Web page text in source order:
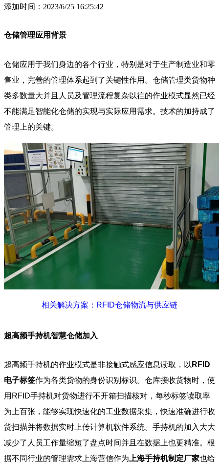
添加时间：2023/6/25 16:25:42
仓储管理应用背景
仓储应用于我们身边的各个行业，特别是对于生产制造业和零
售业，完善的管理体系起到了关键性作用。仓储管理类货物种
类多数量大并且人员及管理流程复杂以往的作业模式显然已经
不能满足智能化仓储的实现与实际应用需求。技术的加持成了
管理上的关键。
相关解决方案：RFID仓储物流与供应链
超高频手持机智慧仓储加入
超高频手持机的作业模式是非接触式感应信息读取，以 RFID
电子标签作为各类货物的身份识别标识。仓库接收货物时，使
用RFID手持机对货物进行不开箱扫描核对，每秒标签读取率
为上百张，能够实现快速化的工业数据采集，快速准确进行收
货扫描并将数据实时上传计算机软件系统。手持机的加入大大
减少了人员工作量缩短了盘点时间并且在数据上也更精准。根
据不同行业的管理需求上海营信作为上海手持机制定厂家也给